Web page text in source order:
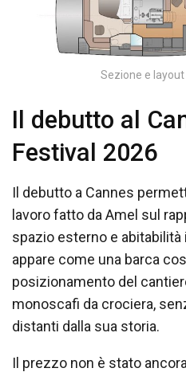
Sezione e
Il debutto al
Festival 2026
Il debutto a Cannes
lavoro fatto da Amel sul
spazio esterno e abitabilità
appare come una barca
posizionamento del
monoscafi da crociera,
distanti dalla sua storia.
Il prezzo non è stato